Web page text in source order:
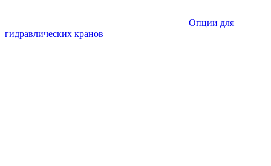
Опции для
гидравлических кранов